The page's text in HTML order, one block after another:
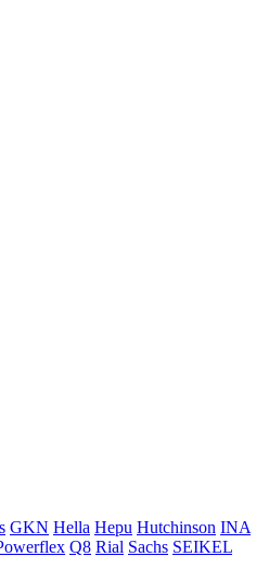
GKN Hella Hepu Hutchinson INA
Q8 Rial Sachs SEIKEL